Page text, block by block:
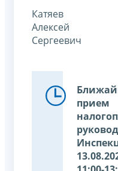
Катяев
Алексей
Сергеевич
прием